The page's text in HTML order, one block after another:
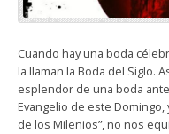
Cuando hay una boda
la llaman la Boda del Siglo.
esplendor de una boda
Evangelio de este Domingo,
de los Milenios”, no nos